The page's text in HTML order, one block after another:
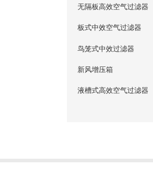
无隔板高效空气过滤器
板式中效空气过滤器
鸟笼式中效过滤器
新风增压箱
液槽式高效空气过滤器